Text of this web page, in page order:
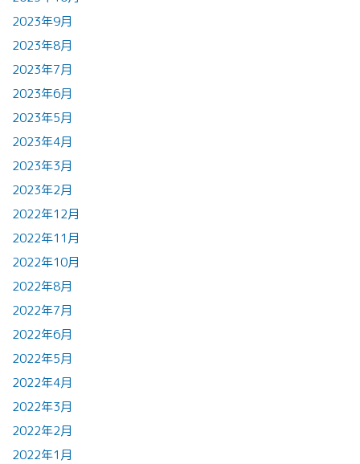
2023年9月
2023年8月
2023年7月
2023年6月
2023年5月
2023年4月
2023年3月
2023年2月
2022年12月
2022年11月
2022年10月
2022年8月
2022年7月
2022年6月
2022年5月
2022年4月
2022年3月
2022年2月
2022年1月